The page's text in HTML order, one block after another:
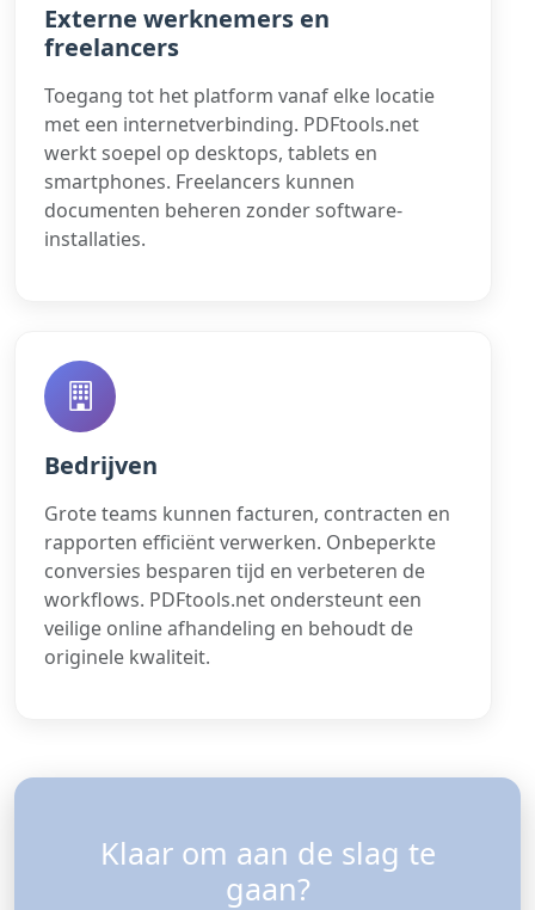
Externe werknemers en
freelancers
Toegang tot het platform vanaf elke locatie
met een internetverbinding. PDFtools.net
werkt soepel op desktops, tablets en
smartphones. Freelancers kunnen
documenten beheren zonder software-
installaties.
Bedrijven
Grote teams kunnen facturen, contracten en
rapporten efficiënt verwerken. Onbeperkte
conversies besparen tijd en verbeteren de
workflows. PDFtools.net ondersteunt een
veilige online afhandeling en behoudt de
originele kwaliteit.
Klaar om aan de slag te
gaan?